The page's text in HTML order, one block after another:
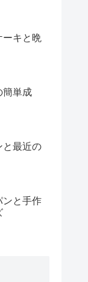
ーキと晩
簡単成
と最近の
ンと手作